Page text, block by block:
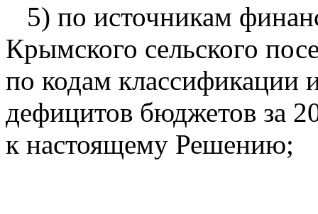
5) по источникам
Крымского сельского
по кодам классификации
дефицитов бюджетов за
к настоящему Решению;